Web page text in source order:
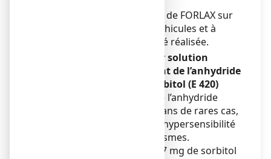
Aucune étude sur les effets de FORLAX sur
l’aptitude à conduire des véhicules et à
utiliser des machines n’a été réalisée.
FORLAX 10 g, poudre pour solution
buvable en sachet contient de l’anhydride
sulfureux (E 220) et du sorbitol (E 420)
Ce médicament contient de l’anhydride
sulfureux (E 220) et peut, dans de rares cas,
provoquer des réactions d’hypersensibilité
sévères et des bronchospasmes.
Ce médicament contient 1,7 mg de sorbitol